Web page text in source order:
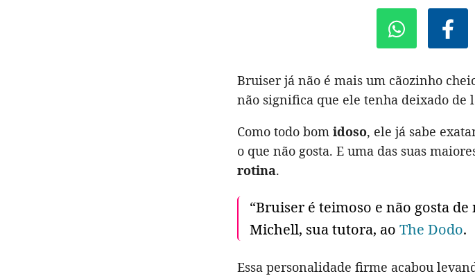
Bruiser já não é mais um cãozinho
não significa que ele tenha deixado de
Como todo bom idoso, ele já sabe
o que não gosta. E uma das suas
rotina.
“Bruiser é teimoso e não gosta
Michell, sua tutora, ao The Dodo.
Essa personalidade firme acabou